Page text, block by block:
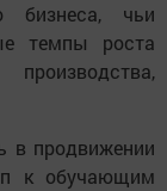
бизнеса, чьи
темпы роста
в продвижении
к обучающим